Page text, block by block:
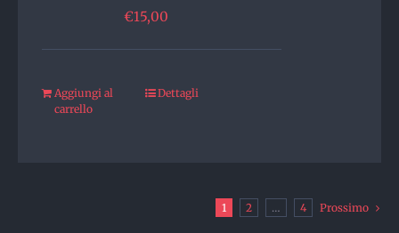
€15,00
Aggiungi al
carrello
Dettagli
1 2 … 4 Prossimo